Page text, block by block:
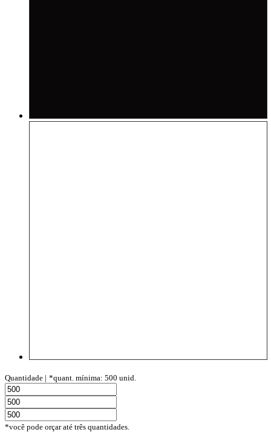
Quantidade | *quant. mínima: 500 unid.
*você pode orçar até três quantidades.